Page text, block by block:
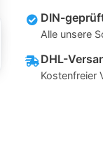
DIN-
Alle unsere
DHL-
Kostenfreier